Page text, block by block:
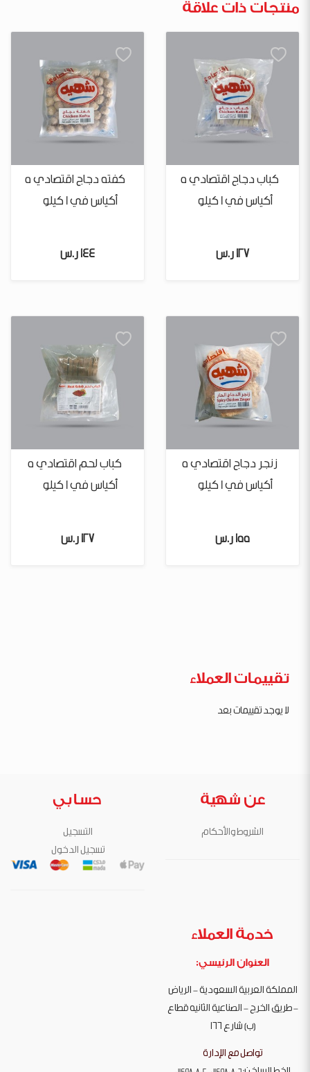
منتجات ذات علاقة
كباب دجاج اقتصادي 5
أكياس في 1 كيلو
127 ر.س
كفته دجاج اقتصادي 5
أكياس في 1 كيلو
144 ر.س
زنجر دجاج اقتصادي 5
أكياس في 1 كيلو
155 ر.س
كباب لحم اقتصادي 5
أكياس في 1 كيلو
127 ر.س
تقييمات العملاء
لا يوجد تقييمات بعد
عن شهية
الشروط والأحكام
حسابي
التسجيل
تسجيل الدخول
خدمة العملاء
العنوان الرئيسي:
المملكة العربية السعودية - الرياض
- طريق الخرج - الصناعية الثانيه قطاع
(ب) شارع 166
تواصل مع الإدارة